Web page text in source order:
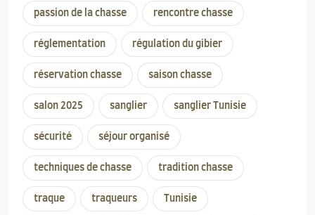
passion de la chasse rencontre chasse
réglementation régulation du gibier
réservation chasse saison chasse
salon 2025 sanglier sanglier Tunisie
sécurité séjour organisé
techniques de chasse tradition chasse
traque traqueurs Tunisie